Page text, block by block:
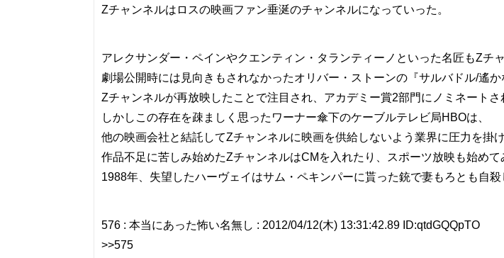
Zチャンネルはロスの映画ファン垂涎のチャンネルになっていった。
アレクサンダー・ペインやクエンティン・タランティーノといった名匠もZチ
劇場公開時には見向きもされなかったオリバー・ストーンの『サルバドル/遙か
Zチャンネルが再放映したことで注目され、アカデミー賞2部門にノミネートさ
しかしこの存在を疎ましく思ったワーナー傘下のケーブルテレビ局HBOは、
他の映画会社と結託してZチャンネルに映画を供給しないよう業界に圧力を掛け
作品不足に苦しみ始めたZチャンネルはCMを入れたり、スポーツ放映も始めて
1988年、失望したハーヴェイはサム・ペキンパーに貰った銃で妻もろとも自殺
576 : 本当にあった怖い名無し : 2012/04/12(木) 13:31:42.89 ID:qtdGQQpTO
>>575